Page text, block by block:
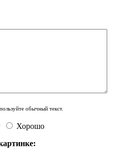
обычный текст.
Хорошо